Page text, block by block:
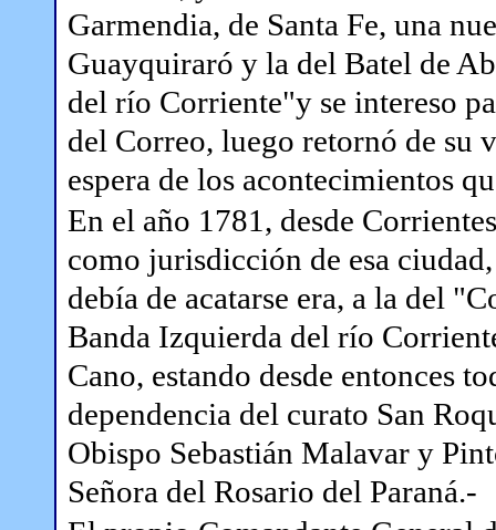
Garmendia, de Santa Fe, una
Guayquiraró y la del Batel de
del río Corriente"y se intereso
del Correo, luego retornó de su
espera de los acontecimientos
En el año 1781, desde
como jurisdicción de esa
debía de acatarse era, a la del
Banda Izquierda del río
Cano, estando desde entonces
dependencia del curato San
Obispo Sebastián Malavar y
Señora del Rosario del Paraná.-